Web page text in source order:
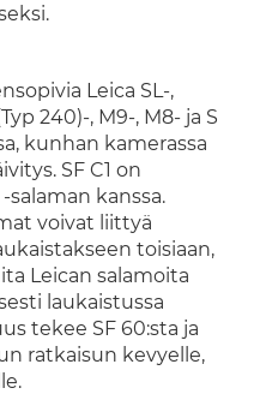
Leica SL-,
240)-, M9-, M8- ja S
kunhan kamerassa
SF C1 on
salaman kanssa.
voivat liittyä
toisiaan,
Leican salamoita
laukaistussa
tekee SF 60:sta ja
ratkaisun kevyelle,